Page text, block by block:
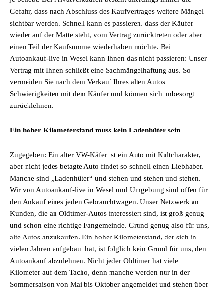
Gefahr, dass nach Abschluss des Kaufvertrages weitere Mängel
sichtbar werden. Schnell kann es passieren, dass der Käufer
wieder auf der Matte steht, vom Vertrag zurücktreten oder aber
einen Teil der Kaufsumme wiederhaben möchte. Bei
Autoankauf-live in Wesel kann Ihnen das nicht passieren: Unser
Vertrag mit Ihnen schließt eine Sachmängelhaftung aus. So
vermeiden Sie nach dem Verkauf Ihres alten Autos
Schwierigkeiten mit dem Käufer und können sich unbesorgt
zurücklehnen.
Ein hoher Kilometerstand muss kein Ladenhüter sein
Zugegeben: Ein alter VW-Käfer ist ein Auto mit Kultcharakter,
aber nicht jedes betagte Auto findet so schnell einen Liebhaber.
Manche sind „Ladenhüter“ und stehen und stehen und stehen.
Wir von Autoankauf-live in Wesel und Umgebung sind offen für
den Ankauf eines jeden Gebrauchtwagen. Unser Netzwerk an
Kunden, die an Oldtimer-Autos interessiert sind, ist groß genug
und schon eine richtige Fangemeinde. Grund genug also für uns,
alte Autos anzukaufen. Ein hoher Kilometerstand, der sich in
vielen Jahren aufgebaut hat, ist folglich kein Grund für uns, den
Autoankauf abzulehnen. Nicht jeder Oldtimer hat viele
Kilometer auf dem Tacho, denn manche werden nur in der
Sommersaison von Mai bis Oktober angemeldet und stehen über